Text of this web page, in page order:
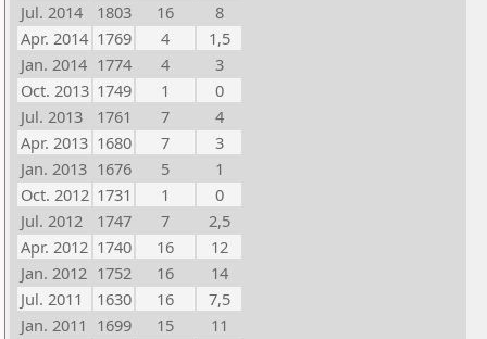
Jul. 2014
1803 16
8
Apr. 2014 1769 4
1,5
Jan. 2014 1774 4
3
Oct. 2013 1749 1
0
Jul. 2013
1761 7
4
Apr. 2013 1680 7
3
Jan. 2013 1676 5
1
Oct. 2012 1731 1
0
Jul. 2012
1747 7
2,5
Apr. 2012 1740 16
12
Jan. 2012 1752 16
14
Jul. 2011
1630 16
7,5
Jan. 2011 1699 15
11